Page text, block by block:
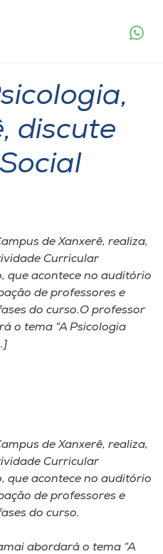
discute
de Xanxerê, realiza,
Curricular
que acontece no auditório
de professores e
do curso.O professor
o tema “A Psicologia
de Xanxerê, realiza,
Curricular
que acontece no auditório
de professores e
do curso.
abordará o tema “A